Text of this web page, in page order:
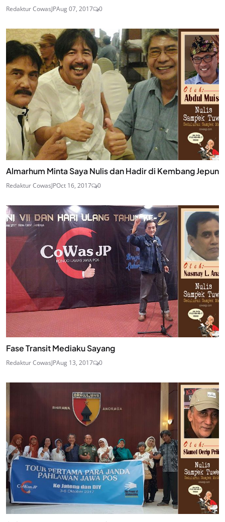
Redaktur CowasJPAug 07, 2017 0
Almarhum Minta Saya Nulis dan Hadir di Kembang Jepun
Redaktur CowasJPOct 16, 2017 0
Fase Transit Mediaku Sayang
Redaktur CowasJPAug 13, 2017 0